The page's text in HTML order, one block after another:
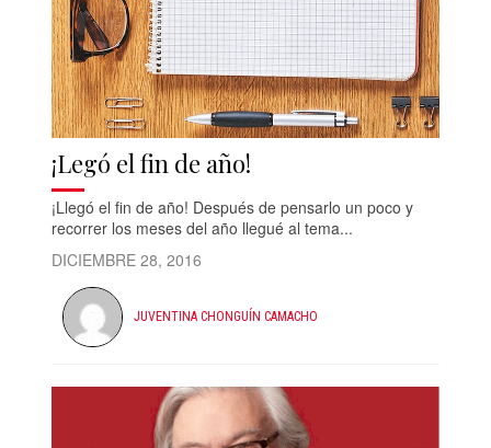
¡Legó el fin de año!
¡Llegó el fin de año! Después de pensarlo un poco y
recorrer los meses del año llegué al tema...
DICIEMBRE 28, 2016
JUVENTINA CHONGUÍN CAMACHO